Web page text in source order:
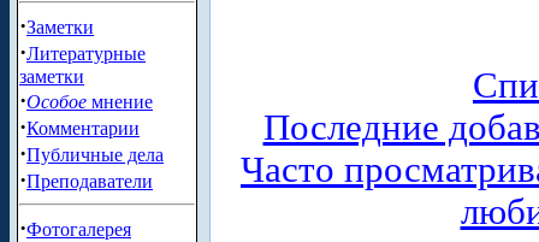
·Заметки
·Литературные
заметки
·Особое мнение
·Комментарии
·Публичные дела
·Преподаватели
·Фотогалерея
Последние
Часто